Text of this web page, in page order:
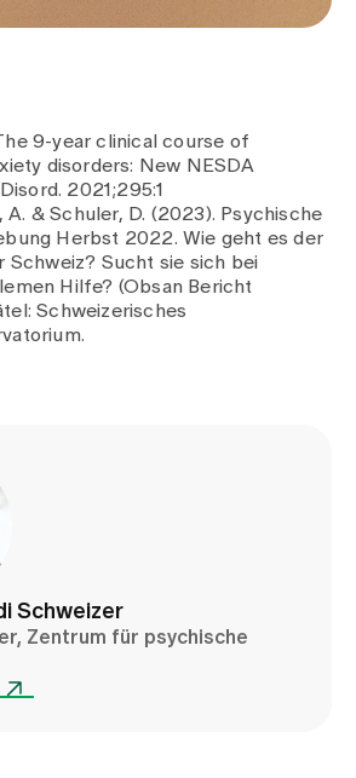
9-year clinical course of
disorders: New NESDA
2021;295:1
A. & Schuler, D. (2023). Psychische
Herbst 2022. Wie geht es der
Schweiz? Sucht sie sich bei
Hilfe? (Obsan Bericht
Schweizerisches
Schweizer
Zentrum für psychische